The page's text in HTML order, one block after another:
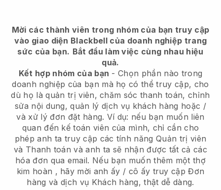
Mời các thành viên trong nhóm của bạn truy cập
vào giao diện Blackbell của doanh nghiệp trang
sức của bạn. Bắt đầu làm việc cùng nhau hiệu
quả.
Kết hợp nhóm của bạn - Chọn phần nào trong
doanh nghiệp của bạn mà họ có thể truy cập, cho
dù họ là quản trị viên, chăm sóc thanh toán, chỉnh
sửa nội dung, quản lý dịch vụ khách hàng hoặc /
và xử lý đơn đặt hàng. Ví dụ: nếu bạn muốn liên
quan đến kế toán viên của mình, chỉ cần cho
phép anh ta truy cập các tính năng Quản trị viên
và Thanh toán và anh ta sẽ nhận được tất cả các
hóa đơn qua email. Nếu bạn muốn thêm một thợ
kim hoàn , hãy mời anh ấy / cô ấy truy cập Đơn
hàng và dịch vụ Khách hàng, thật dễ dàng.